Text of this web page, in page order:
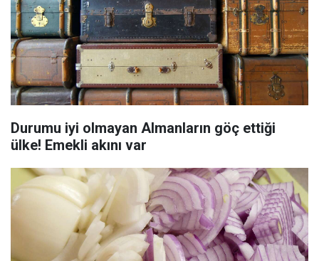
Durumu iyi olmayan Almanların göç ettiği
ülke! Emekli akını var